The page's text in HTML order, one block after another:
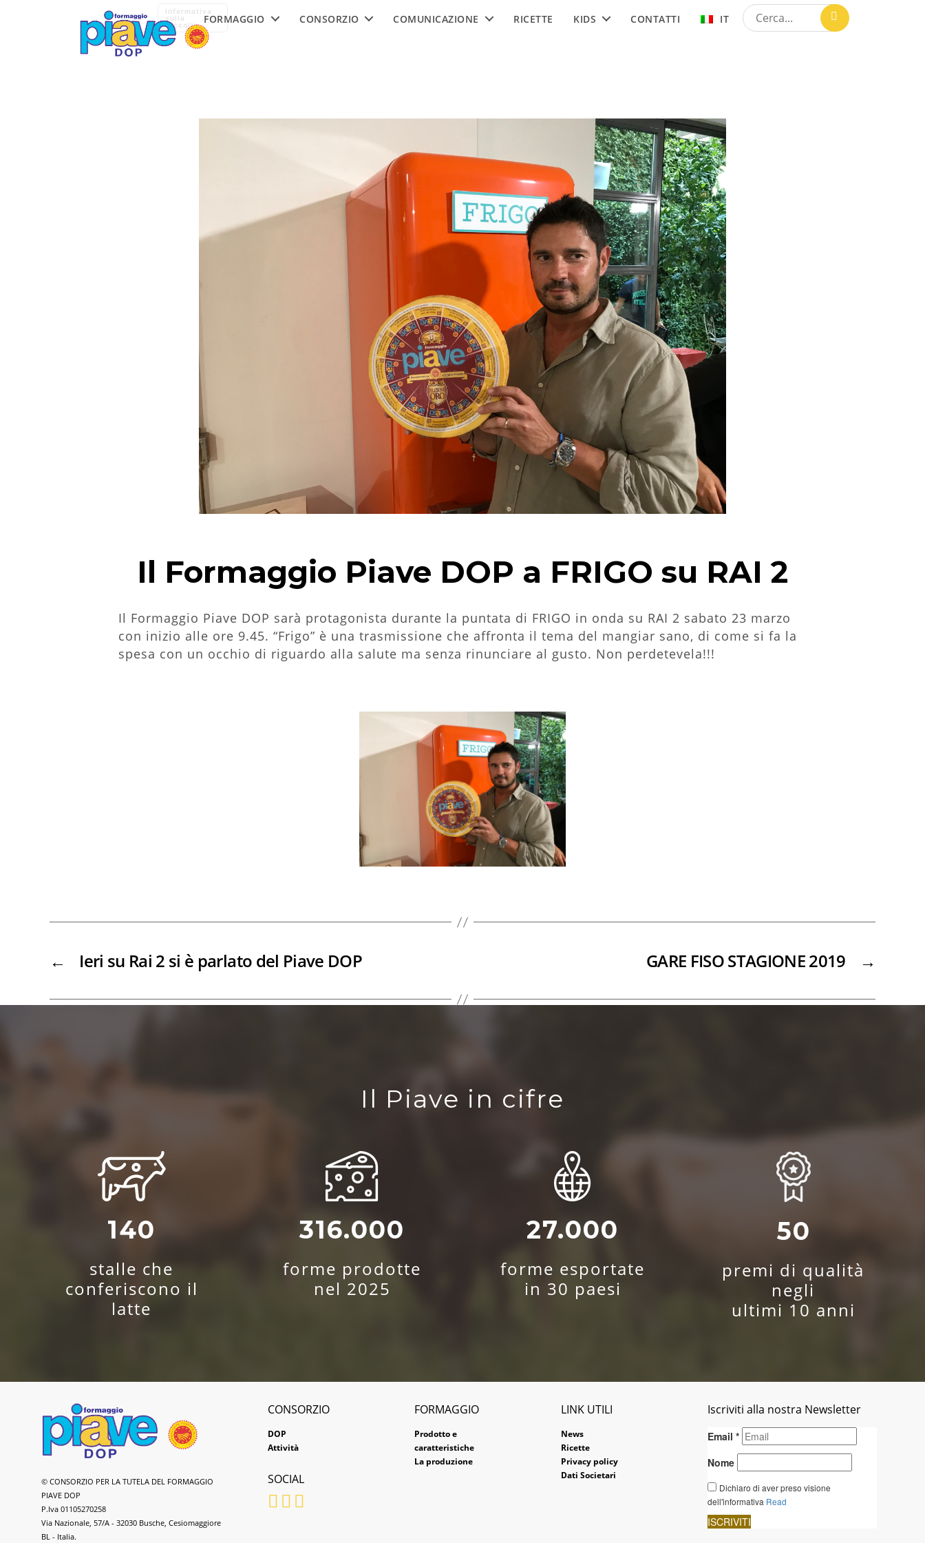
Formaggio
Piave
DOP
FORMAGGIO CONSORZIO COMUNICAZIONE RICETTE KIDS CONTATTI IT
Il Formaggio Piave DOP a FRIGO su RAI 2
Il Formaggio Piave DOP sarà protagonista durante la puntata di FRIGO in onda su RAI 2 sabato 23 marzo
con inizio alle ore 9.45. “Frigo” è una trasmissione che affronta il tema del mangiar sano, di come si fa la
spesa con un occhio di riguardo alla salute ma senza rinunciare al gusto. Non perdetevela!!!
← Ieri su Rai 2 si è parlato del Piave DOP →
GARE FISO STAGIONE 2019
Il Piave in cifre
140
stalle che
conferiscono il
latte
316.000
forme prodotte
nel 2025
27.000
forme esportate
in 30 paesi
50
premi di qualità
negli
ultimi 10 anni
Formaggio
Piave
DOP
© CONSORZIO PER LA TUTELA DEL FORMAGGIO
PIAVE DOP
P.Iva 01105270258
Via Nazionale, 57/A - 32030 Busche, Cesiomaggiore
BL - Italia.
CONSORZIO
DOP
Attività
SOCIAL
FORMAGGIO
Prodotto e
caratteristiche
La produzione
LINK UTILI
News
Ricette
Privacy policy
Dati Societari
Iscriviti alla nostra Newsletter
Informativa
sulla
raccolta